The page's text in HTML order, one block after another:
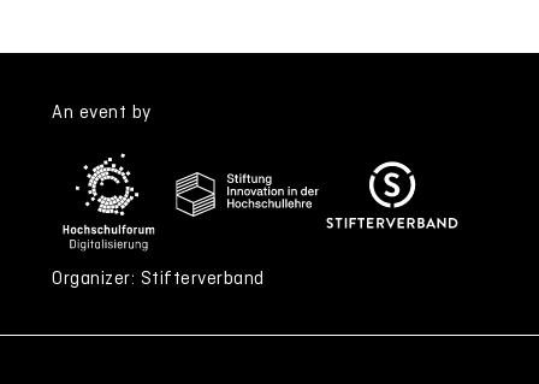
An event by
Organizer: Stifterverband